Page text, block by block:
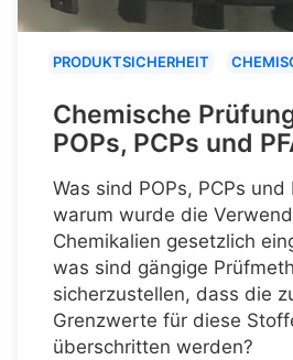
PRODUKTSICHERHEIT
Chemische
POPs, PCPs und
Was sind POPs, PCPs und
warum wurde die
Chemikalien gesetzlich
was sind gängige
sicherzustellen, dass die
Grenzwerte für diese
überschritten werden?